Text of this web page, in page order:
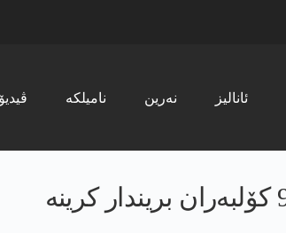
ڤیدیۆ نامیلکە نەرین ئانالیز